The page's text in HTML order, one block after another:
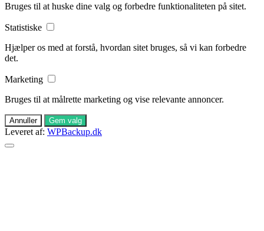
Bruges til at huske dine valg og forbedre funktionaliteten på sitet.
Statistiske
Hjælper os med at forstå, hvordan sitet bruges, så vi kan forbedre
det.
Marketing
Bruges til at målrette marketing og vise relevante annoncer.
Annuller Gem valg
Leveret af: WPBackup.dk